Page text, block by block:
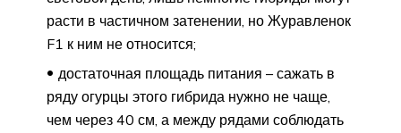
расти в частичном затенении, но Журавленок
F1 к ним не относится;
достаточная площадь питания – сажать в
ряду огурцы этого гибрида нужно не чаще,
чем через 40 см, а между рядами соблюдать